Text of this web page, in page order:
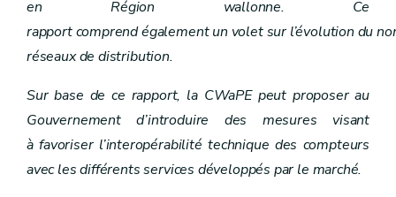
Chapitre VIII Obligations de service public
Art. 34
Art. 35
Chapitre IX Production d'électricité à partir de sources d'énergie renouvelables et de cogénération de qualité
Chapitre IX Production d'électricité à partir de sources d'énergie renouvelables et de cogénération de qualité
Chapitre X
Promotion des sources d'énergie renouvelables et de la cogénération de qualité
Art. 37
Art. 39
en Région wallonne. Ce
rapport comprend également un volet sur l’évolution du
réseaux de distribution.
Sur base de ce rapport, la CWaPE peut proposer au
Gouvernement d’introduire des mesures visant
à favoriser l’interopérabilité technique des compteurs
avec les différents services développés par le marché.